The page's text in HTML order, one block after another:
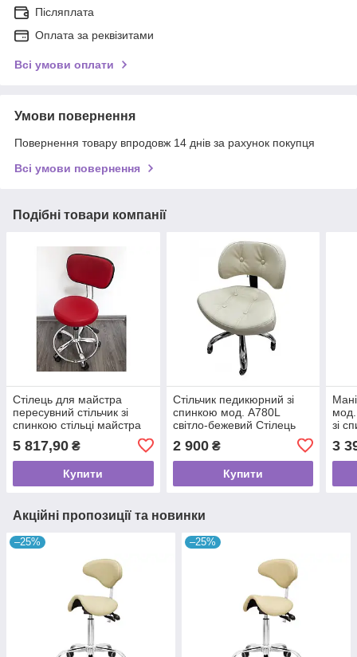
Післяплата
Оплата за реквізитами
Всі умови оплати
Умови повернення
Повернення товару впродовж 14 днів за рахунок покупця
Всі умови повернення
Подібні товари компанії
Стілець для майстра
пересувний стільчик зі
спинкою стільці майстра
педикюру VM_3006
5 817,90 ₴
Купити
Стільчик педикюрний зі
спинкою мод. А780L
світло-бежевий Стілець
пересувний для майстра
педикюру
2 900₴
Купити
зі
3
Акційні пропозиції та новинки
–25% –25%